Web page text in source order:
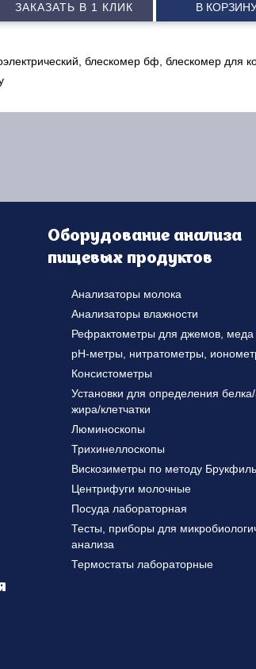
ЗАКАЗАТЬ В 1 КЛИК В
блескомер бф, блескомер для
Оборудование анализа
пищевых продуктов
Анализаторы молока
Анализаторы влажности
Рефрактометры для джемов, меда
pH-метры, нитратометры,
Консистометры
Установки для определения белка/
жира/клетчатки
Люминоскопы
Трихинеллоскопы
Вискозиметры по методу
Центрифуги молочные
Посуда лабораторная
Тесты, приборы для
анализа
Термостаты лабораторные